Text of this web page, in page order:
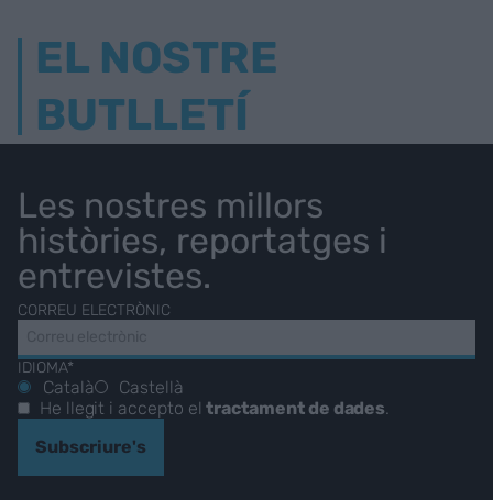
EL NOSTRE
BUTLLETÍ
Les nostres millors
històries, reportatges i
entrevistes.
CORREU ELECTRÒNIC
IDIOMA*
Català
Castellà
He llegit i accepto eltractament de dades
Subscriure's